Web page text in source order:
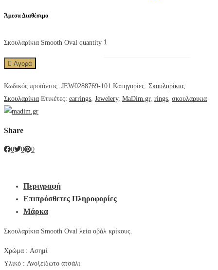
Άμεσα Διαθέσιμο
Σκουλαρίκια Smooth Oval quantity
Αγορά
Κωδικός προϊόντος: JEW0288769-101 Κατηγορίες: Σκουλαρίκια
Σκουλαρίκια Ετικέτες: earrings Jewelery, MaDim.gr, rings σκουλαρικια
Share
0 0 0
Περιγραφή
Επιπρόσθετες Πληροφορίες
Μάρκα
Σκουλαρίκια Smooth Oval λεία οβάλ κρίκους.
Χρώμα : Ασημί
Υλικό : Ανοξείδωτο ατσάλι